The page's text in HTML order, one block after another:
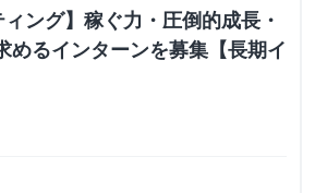
ィング】稼ぐ力・圧倒的成長・
めるインターンを募集【長期イ